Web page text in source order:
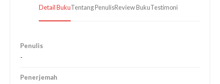
Detail BukuTentang PenulisReview BukuTestimoni
Penulis
-
Penerjemah